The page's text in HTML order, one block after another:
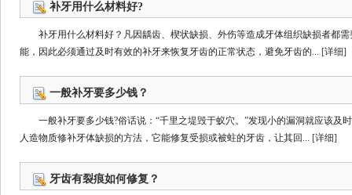
补牙用什么材料好?
补牙用什么材料好？凡因龋齿、楔状缺损、外伤等造成牙体组织缺损者都
能，因此必须通过及时有效的补牙来恢复牙齿的正常状态，避免牙齿的... [详细]
一般补牙要多少钱？
一般补牙要多少钱?俗话说：“千里之堤毁于蚁穴。”发现小的漏洞就应该及
人造物质修补牙体缺损的方法，它能修复受损或被蛀的牙齿，让其回... [详细]
牙齿有裂痕如何修复？